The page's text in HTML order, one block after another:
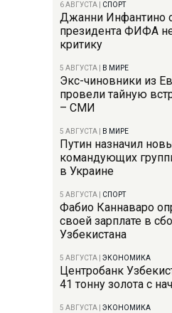
6 АВГУСТА СПОРТ
Джанни Инфантино
президента ФИФА
критику
5 АВГУСТА В МИРЕ
Экс-чиновники из
провели тайную
– СМИ
5 АВГУСТА В МИРЕ
Путин назначил
командующих
в Украине
5 АВГУСТА СПОРТ
Фабио Каннаваро
своей зарплате в
Узбекистана
5 АВГУСТА ЭКОНОМИКА
Центробанк
41 тонну золота с
5 АВГУСТА ЭКОНОМИКА